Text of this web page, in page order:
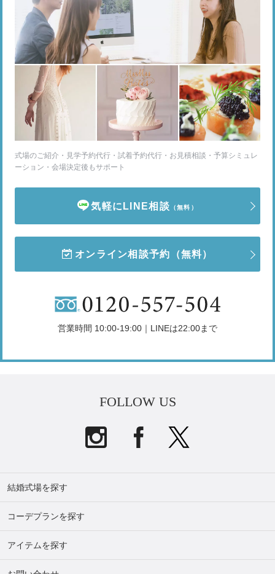
式場のご紹介・見学予約代行・試着予約代行・お見積相談・予算シミュレ
ーション・会場決定後もサポート
気軽にLINE相談 （無料）
オンライン相談予約 （無料）
営業時間 10:00-19:00｜LINEは22:00まで
FOLLOW US
結婚式場を探す
コーデプランを探す
アイテムを探す